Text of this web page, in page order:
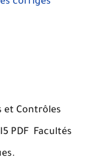
et Contrôles
PDF Facultés